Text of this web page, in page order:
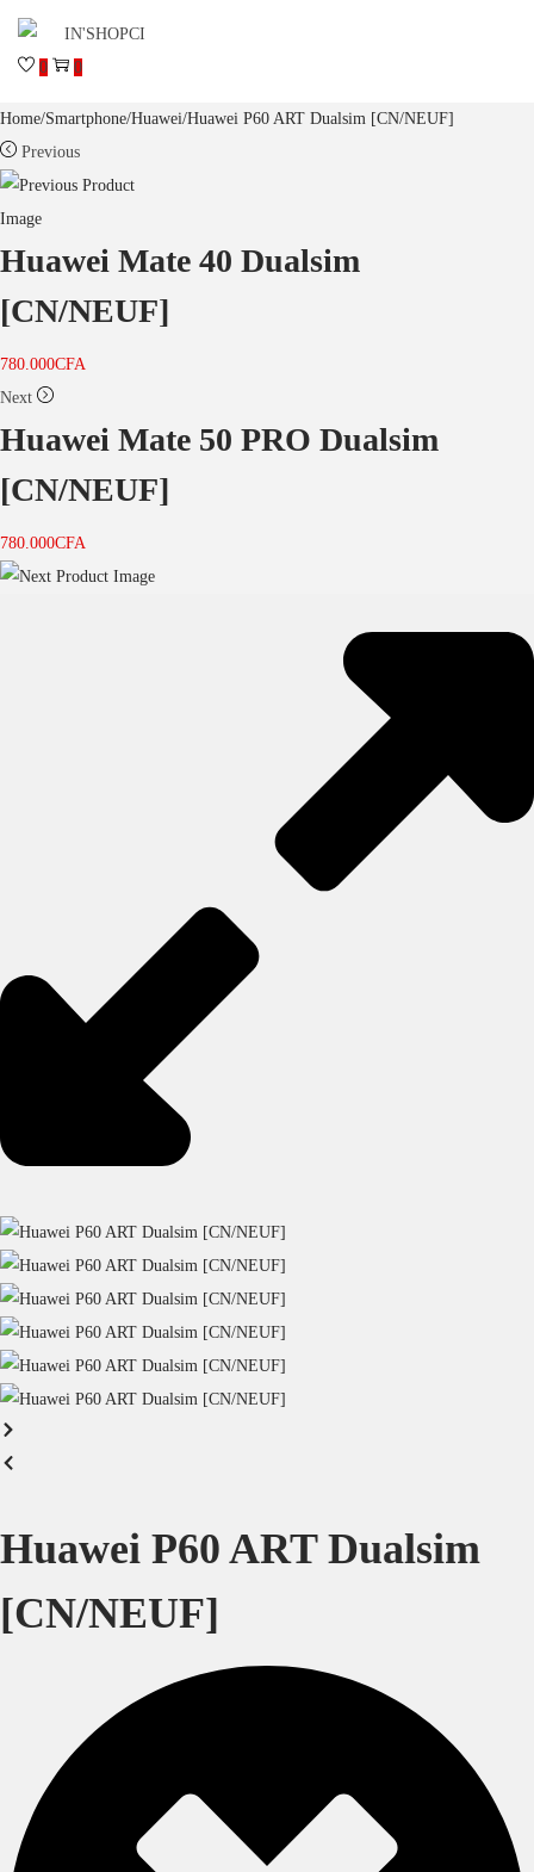
0 0
Home/Smartphone/Huawei/Huawei P60 ART Dualsim [CN/NEUF]
Previous
Huawei Mate 40 Dualsim
[CN/NEUF]
780.000CFA
Next
Huawei Mate 50 PRO Dualsim
[CN/NEUF]
780.000CFA
Huawei P60 ART Dualsim
[CN/NEUF]